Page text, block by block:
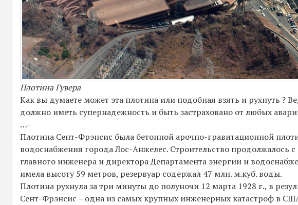
Плотина Гувера
Как вы думаете может эта плотина или подобная взять и рухнуть ?
должно иметь супернадежность и быть застраховано от любых
…-
Плотина Сент-Фрэнсис была бетонной арочно-гравитационной
водоснабжения города Лос-Анжелес. Строительство продолжалось
главного инженера и директора Департамента энергии и
имела высоту 59 метров, резервуар содержал 47 млн. м.куб. воды.
Плотина рухнула за три минуты до полуночи 12 марта 1928 г., в
Сент-Фрэнсис – одна из самых крупных инженерных катастроф в